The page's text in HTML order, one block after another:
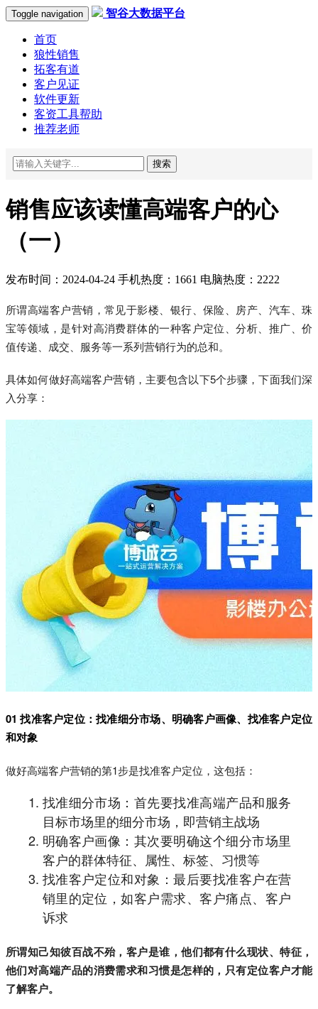
Toggle navigation 智谷大数据平台
首页
狼性销售
拓客有道
客户见证
软件更新
客资工具帮助
推荐老师
搜索
销售应该读懂高端客户的心
（一）
发布时间：2024-04-24 手机热度：1661 电脑热度：2222
所谓高端客户营销，常见于影楼、银行、保险、房产、汽车、珠
宝等领域，是针对高消费群体的一种客户定位、分析、推广、价
值传递、成交、服务等一系列营销行为的总和。
具体如何做好高端客户营销，主要包含以下5个步骤，下面我们深
入分享：
01 找准客户定位：找准细分市场、明确客户画像、找准客户定位
和对象
做好高端客户营销的第1步是找准客户定位，这包括：
找准细分市场：首先要找准高端产品和服务
目标市场里的细分市场，即营销主战场
明确客户画像：其次要明确这个细分市场里
客户的群体特征、属性、标签、习惯等
找准客户定位和对象：最后要找准客户在营
销里的定位，如客户需求、客户痛点、客户
诉求
所谓知己知彼百战不殆，客户是谁，他们都有什么现状、特征，
他们对高端产品的消费需求和习惯是怎样的，只有定位客户才能
了解客户。